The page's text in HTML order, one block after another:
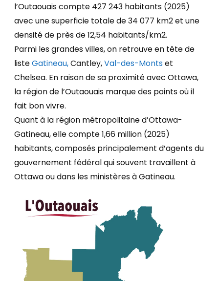
l’Outaouais compte 427 243 habitants (2025)
avec une superficie totale de 34 077 km2et une
densité de près de 12,54 habitants/km2.
Parmi les grandes villes, on retrouve en tête de
listeGatineau,Cantley,Val-des-Montset
Chelsea. En raison de sa proximité avec Ottawa,
la région de l’Outaouais marque des points où il
fait bon vivre.
Quant à la région métropolitaine d’Ottawa-
Gatineau, elle compte 1,66 million (2025)
habitants, composés principalement d’agents du
gouvernement fédéral qui souvent travaillent à
Ottawa ou dans les ministères à Gatineau.